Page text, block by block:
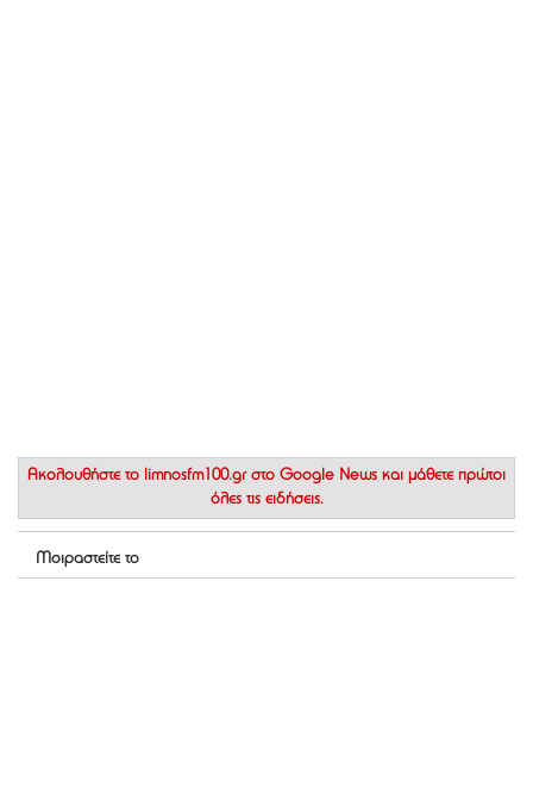
Ακολουθήστε το limnosfm100.gr στο Google News και μάθετε πρώτοι
όλες τις ειδήσεις.
Μοιραστείτε το